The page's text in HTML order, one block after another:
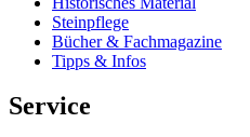
Steinpflege
Bücher & Fachmagazine
Tipps & Infos
Service